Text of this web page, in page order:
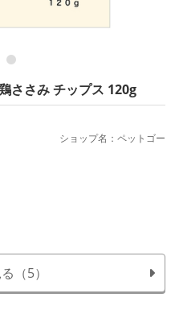
ささみ チップス 120g
ショップ名：ペットゴー
（5）